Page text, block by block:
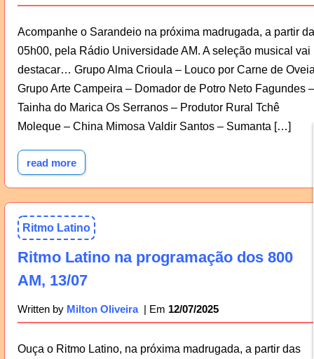
Acompanhe o Sarandeio na próxima madrugada, a partir
05h00, pela Rádio Universidade AM. A seleção musical vai
destacar… Grupo Alma Crioula – Louco por Carne de
Grupo Arte Campeira – Domador de Potro Neto Fagundes –
Tainha do Marica Os Serranos – Produtor Rural Tchê
Moleque – China Mimosa Valdir Santos – Sumanta […]
read more
Ritmo Latino
Ritmo Latino na programação dos 800
AM, 13/07
Written by Milton Oliveira 12/07/2025
Ouça o Ritmo Latino, na próxima madrugada, a partir das